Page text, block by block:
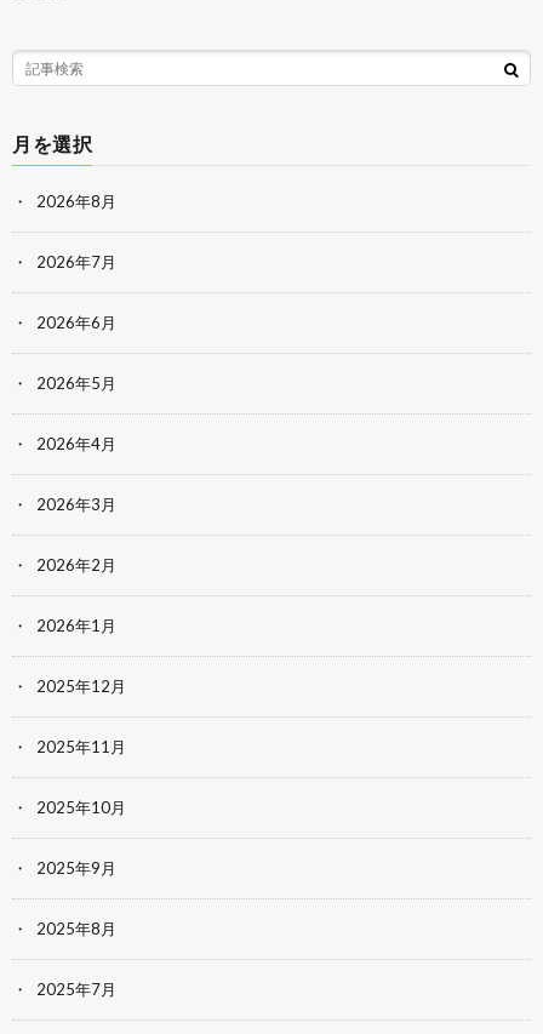
月を選択
2026年8月
2026年7月
2026年6月
2026年5月
2026年4月
2026年3月
2026年2月
2026年1月
2025年12月
2025年11月
2025年10月
2025年9月
2025年8月
2025年7月